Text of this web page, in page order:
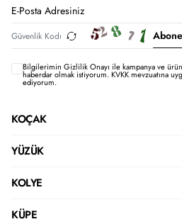
Bilgilerimin Gizlilik Onayı ile kampanya ve
haberdar olmak istiyorum.KVKK mevzuatına
ediyorum.
KOÇAK
YÜZÜK
KOLYE
KÜPE